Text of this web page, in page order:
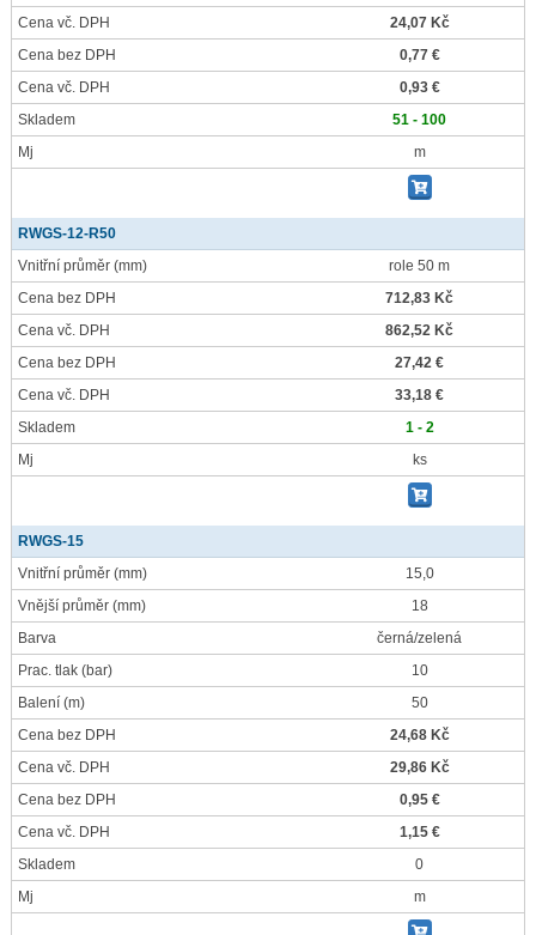
Cena vč. DPH
24,07 Kč
Cena bez DPH
0,77 €
Cena vč. DPH
0,93 €
Skladem
51 - 100
Mj
m
RWGS-12-R50
Vnitřní průměr (mm)
role 50 m
Cena bez DPH
712,83 Kč
Cena vč. DPH
862,52 Kč
Cena bez DPH
27,42 €
Cena vč. DPH
33,18 €
Skladem
1 - 2
Mj
ks
RWGS-15
Vnitřní průměr (mm)
15,0
Vnější průměr (mm)
18
Barva
černá/zelená
Prac. tlak (bar)
10
Balení (m)
50
Cena bez DPH
24,68 Kč
Cena vč. DPH
29,86 Kč
Cena bez DPH
0,95 €
Cena vč. DPH
1,15 €
Skladem
0
Mj
m